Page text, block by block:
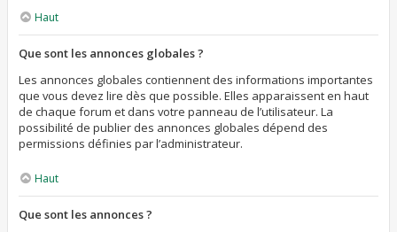
Haut
Que sont les annonces globales ?
Les annonces globales contiennent des informations importantes
que vous devez lire dès que possible. Elles apparaissent en haut
de chaque forum et dans votre panneau de l’utilisateur. La
possibilité de publier des annonces globales dépend des
permissions définies par l’administrateur.
Haut
Que sont les annonces ?